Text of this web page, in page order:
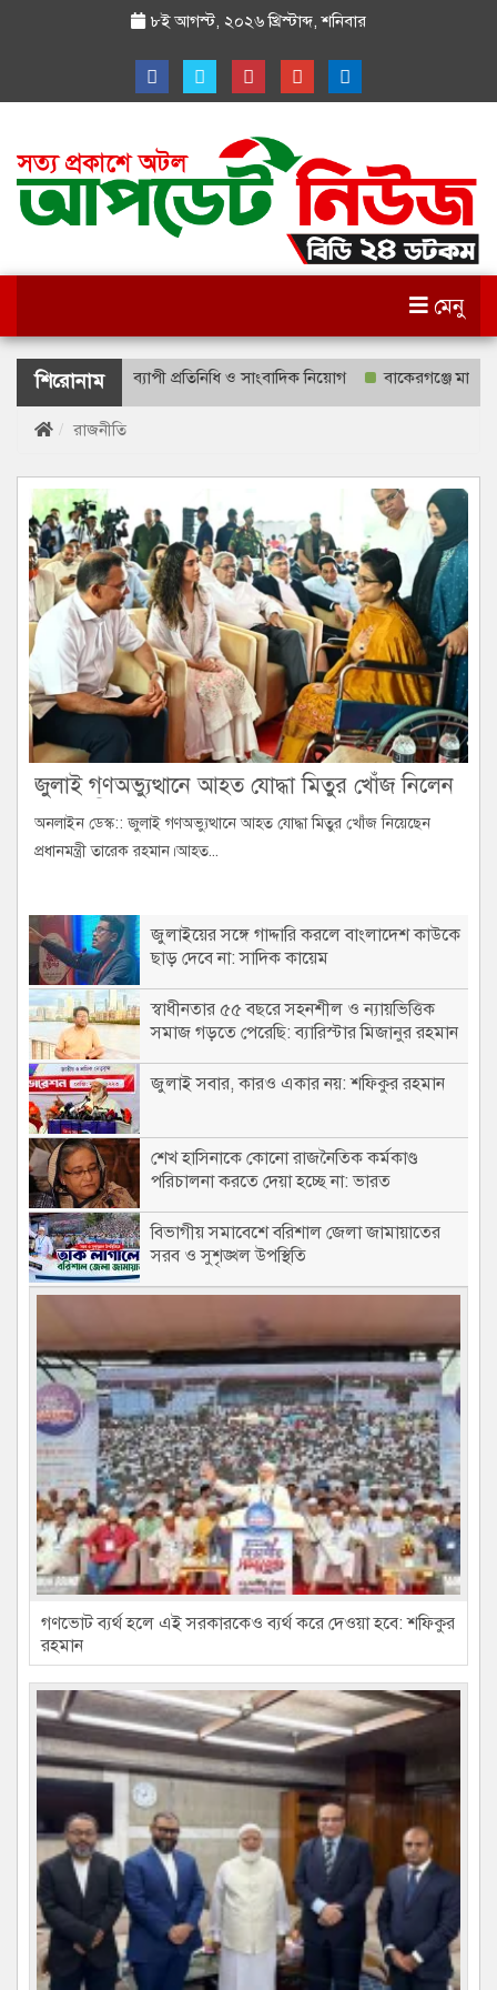
৮ই আগস্ট, ২০২৬ খ্রিস্টাব্দ,শনিবার
মেনু
শিরোনাম
টিভি দেশব্যাপী প্রতিনিধি ও সাংবাদিক নিয়োগ বাকেরগঞ্জে মাছ ধরার
রাজনীতি
জুলাই গণঅভ্যুত্থানে আহত যোদ্ধা মিতুর খোঁজ নিলেন
প্রধানমন্ত্রী তারেক রহমান
অনলাইন ডেস্ক:: জুলাই গণঅভ্যুত্থানে আহত যোদ্ধা মিতুর খোঁজ নিয়েছেন
প্রধানমন্ত্রী তারেক রহমান।আহত...
জুলাইয়ের সঙ্গে গাদ্দারি করলে বাংলাদেশ কাউকে
ছাড় দেবে না: সাদিক কায়েম
স্বাধীনতার ৫৫ বছরে সহনশীল ও ন্যায়ভিত্তিক
সমাজ গড়তে পেরেছি: ব্যারিস্টার মিজানুর রহমান
জুলাই সবার, কারও একার নয়: শফিকুর রহমান
শেখ হাসিনাকে কোনো রাজনৈতিক কর্মকাণ্ড
পরিচালনা করতে দেয়া হচ্ছে না: ভারত
বিভাগীয় সমাবেশে বরিশাল জেলা জামায়াতের
সরব ও সুশৃঙ্খল উপস্থিতি
গণভোট ব্যর্থ হলে এই সরকারকেও ব্যর্থ করে দেওয়া হবে: শফিকুর
রহমান